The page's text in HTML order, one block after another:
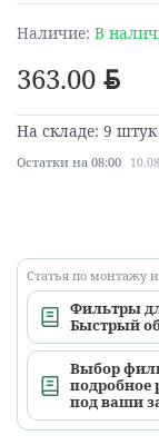
363.00 BYN
Наличие: В
На складе: 9 штук
Остатки на 08:00
Статья по монтажу
Фильтры
Быстрый
Выбор
подробное
под ваши